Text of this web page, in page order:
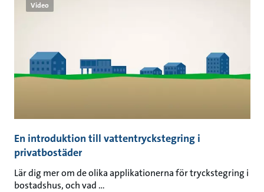
Video
En introduktion till vattentryckstegring i
privatbostäder
Lär dig mer om de olika applikationerna för tryckstegring i
bostadshus, och vad